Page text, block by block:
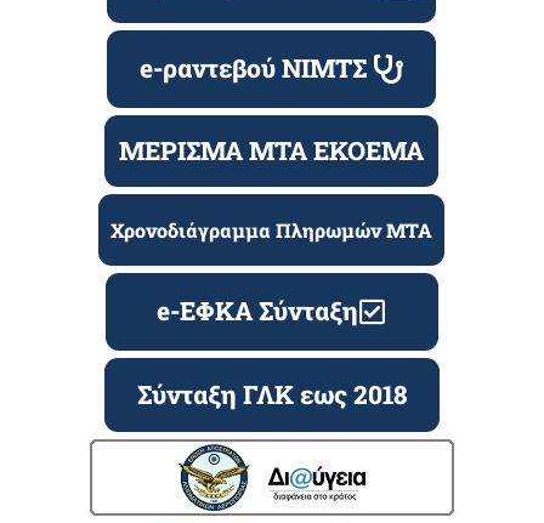
e-ραντεβού ΝΙΜΤΣ
ΜΕΡΙΣΜΑ ΜΤΑ ΕΚΟΕΜΑ
Χρονοδιάγραμμα Πληρωμών ΜΤΑ
e-ΕΦΚΑ Σύνταξη
Σύνταξη ΓΛΚ εως 2018